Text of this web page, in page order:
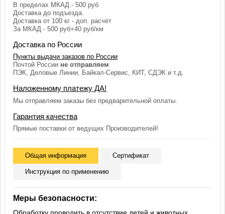
В пределах МКАД - 500 руб
Доставка до подъезда.
Доставка от 100 кг - доп. расчёт
За МКАД - 500 руб+40 руб/км
Доставка по России
Пункты выдачи заказов по России
Почтой России не отправляем
ПЭК, Деловые Линии, Байкал-Сервис, КИТ, СДЭК и т.д.
Наложенному платежу ДА!
Мы отправляем заказы без предварительной оплаты.
Гарантия качества
Прямые поставки от ведущих Производителей!
Общая информация Сертификат
Инструкция по применению
Меры безопасности:
Обработку проводить в отсутствие детей и животных.